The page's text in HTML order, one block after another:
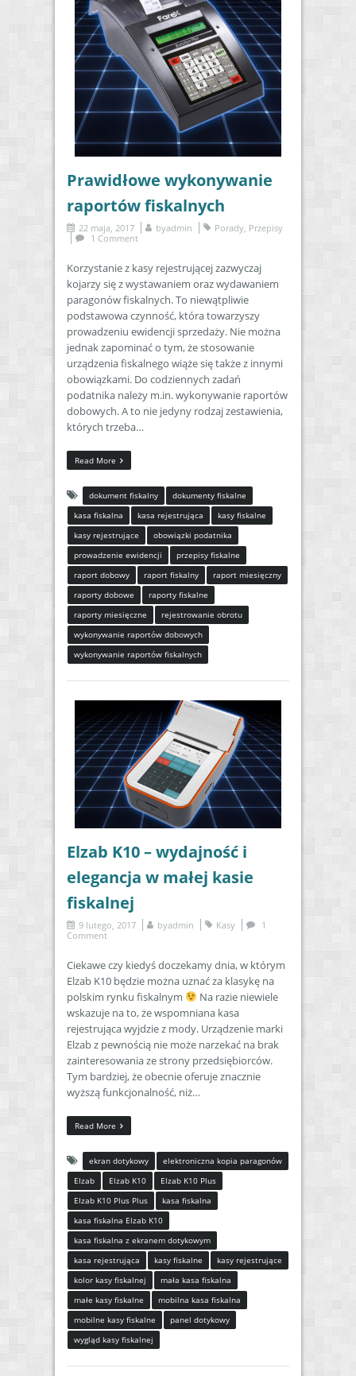
Prawidłowe wykonywanie
raportów fiskalnych
22 maja, 2017 byadmin Porady, Przepisy
1 Comment
Korzystanie z kasy rejestrującej zazwyczaj
kojarzy się z wystawaniem oraz wydawaniem
paragonów fiskalnych. To niewątpliwie
podstawowa czynność, która towarzyszy
prowadzeniu ewidencji sprzedaży. Nie można
jednak zapominać o tym, że stosowanie
urządzenia fiskalnego wiąże się także z innymi
obowiązkami. Do codziennych zadań
podatnika należy m.in. wykonywanie raportów
dobowych. A to nie jedyny rodzaj zestawienia,
których trzeba…
Read More
dokument fiskalny
dokumenty fiskalne
kasa fiskalna
kasa rejestrująca
kasy fiskalne
kasy rejestrujące
obowiązki podatnika
prowadzenie ewidencji
przepisy fiskalne
raport dobowy
raport fiskalny
raport miesięczny
raporty dobowe
raporty fiskalne
raporty miesięczne
rejestrowanie obrotu
wykonywanie raportów dobowych
wykonywanie raportów fiskalnych
Elzab K10 – wydajność i
elegancja w małej kasie
fiskalnej
9 lutego, 2017 byadmin Kasy
1
Comment
Ciekawe czy kiedyś doczekamy dnia, w którym
Elzab K10 będzie można uznać za klasykę na
polskim rynku fiskalnym
Na razie niewiele
wskazuje na to, że wspomniana kasa
rejestrująca wyjdzie z mody. Urządzenie marki
Elzab z pewnością nie może narzekać na brak
zainteresowania ze strony przedsiębiorców.
Tym bardziej, że obecnie oferuje znacznie
wyższą funkcjonalność, niż…
Read More
ekran dotykowy
elektroniczna kopia paragonów
Elzab
Elzab K10
Elzab K10 Plus
Elzab K10 Plus Plus
kasa fiskalna
kasa fiskalna Elzab K10
kasa fiskalna z ekranem dotykowym
kasa rejestrująca
kasy fiskalne
kasy rejestrujące
kolor kasy fiskalnej
mała kasa fiskalna
małe kasy fiskalne
mobilna kasa fiskalna
mobilne kasy fiskalne
panel dotykowy
wygląd kasy fiskalnej